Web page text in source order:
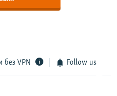
без VPN Follow us